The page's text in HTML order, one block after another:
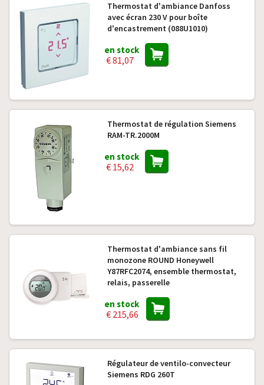
Thermostat d'ambiance Danfoss
avec écran 230 V pour boîte
d'encastrement (088U1010)
en stock
€ 81,07
Thermostat de régulation Siemens
RAM-TR.2000M
en stock
€ 15,62
Thermostat d'ambiance sans fil
monozone ROUND Honeywell
Y87RFC2074, ensemble thermostat,
relais, passerelle
en stock
€ 215,66
Régulateur de ventilo-convecteur
Siemens RDG 260T